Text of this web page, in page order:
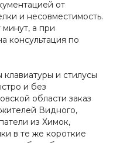
от
и несовместимость.
а при
консультация по
клавиатуры и стилусы
и без
области заказ
Видного,
из Химок,
в те же короткие